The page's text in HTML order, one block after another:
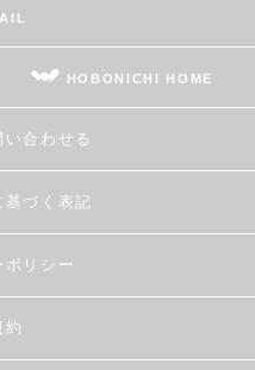
HOBONICHI HOME
合わせる
づく表記
ポリシー
約